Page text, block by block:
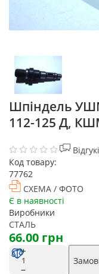
Шпіндель
112-125 Д,
Код товару:
77762
СХЕМА / ФОТО
Є в наявності
Виробники
СТАЛЬ
66.00 грн